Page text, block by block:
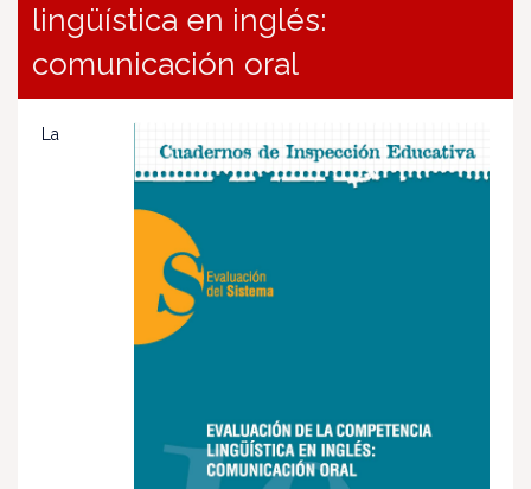
lingüística en inglés:
comunicación oral
La